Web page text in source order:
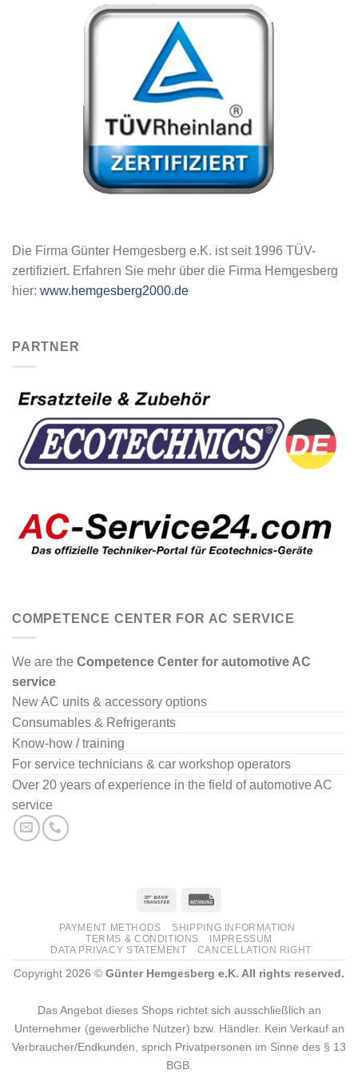
Die Firma Günter Hemgesberg e.K. ist seit 1996 TÜV-
zertifiziert. Erfahren Sie mehr über die Firma Hemgesberg
hier: www.hemgesberg2000.de
PARTNER
COMPETENCE CENTER FOR AC SERVICE
We are the Competence Center for automotive AC
service
New AC units & accessory options
Consumables & Refrigerants
Know-how / training
For service technicians & car workshop operators
Over 20 years of experience in the field of automotive AC
service
PAYMENT METHODS
SHIPPING INFORMATION
TERMS & CONDITIONS
IMPRESSUM
DATA PRIVACY STATEMENT
CANCELLATION RIGHT
Copyright 2026 © Günter Hemgesberg e.K. All rights reserved.
Das Angebot dieses Shops richtet sich ausschließlich an
Unternehmer (gewerbliche Nutzer) bzw. Händler. Kein Verkauf an
Verbraucher/Endkunden, sprich Privatpersonen im Sinne des § 13
BGB.